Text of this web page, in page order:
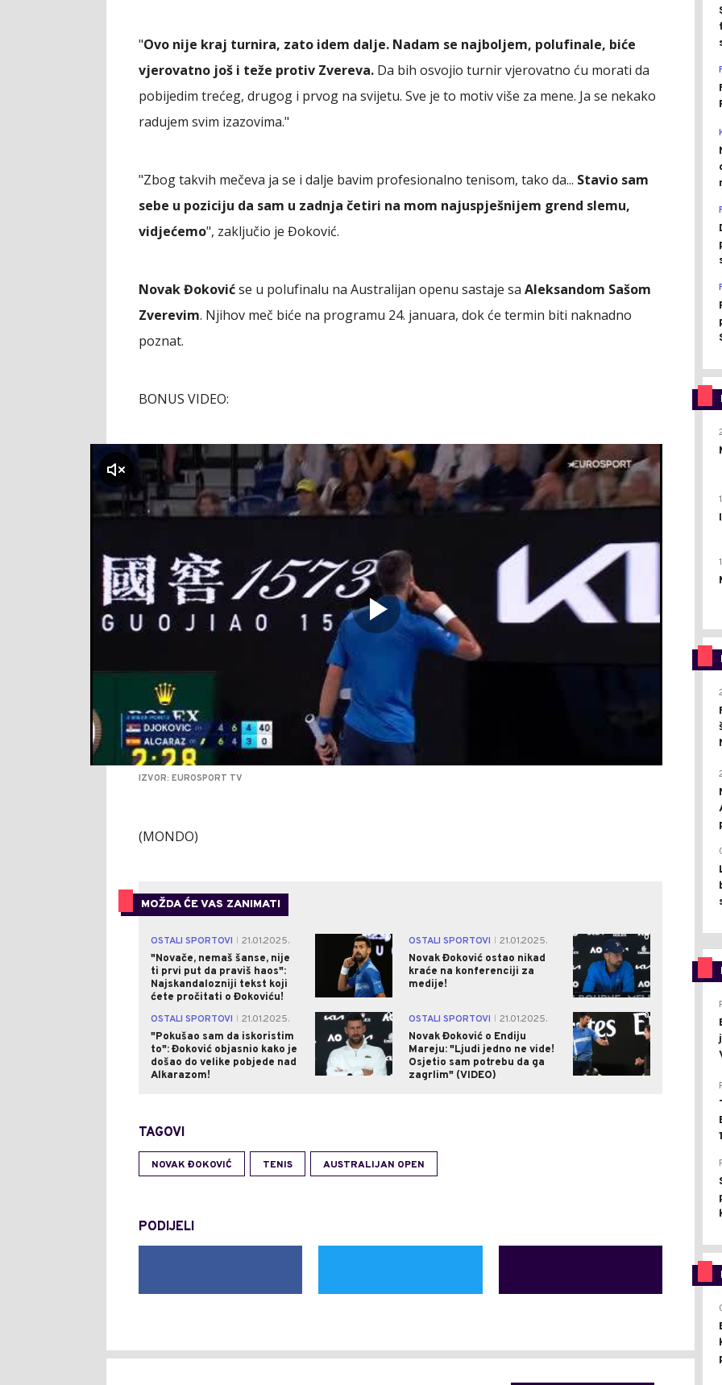
"Ovo nije kraj turnira, zato idem dalje. Nadam se najboljem, polufinale, biće
vjerovatno još i teže protiv Zvereva. Da bih osvojio turnir vjerovatno ću morati da
pobijedim trećeg, drugog i prvog na svijetu. Sve je to motiv više za mene. Ja se nekako
radujem svim izazovima."
"Zbog takvih mečeva ja se i dalje bavim profesionalno tenisom, tako da... Stavio sam
sebe u poziciju da sam u zadnja četiri na mom najuspješnijem grend slemu,
vidjećemo", zaključio je Đoković.
Novak Đokovićse u polufinalu na Australijan openu sastaje sa Aleksandom Sašom
Zverevim. Njihov meč biće na programu 24. januara, dok će termin biti naknadno
poznat.
BONUS VIDEO:
klikni za zvuk
IZVOR: EUROSPORT TV
(MONDO)
MOŽDA ĆE VAS ZANIMATI
OSTALI SPORTOVI
21.01.2025.
"Novače, nemaš šanse, nije
ti prvi put da praviš haos":
Najskandalozniji tekst koji
ćete pročitati o Đokoviću!
0 OSTALI SPORTOVI
21.01.2025.
Novak Đoković ostao nikad
kraće na konferenciji za
medije!
0
OSTALI SPORTOVI
21.01.2025.
"Pokušao sam da iskoristim
to": Đoković objasnio kako je
došao do velike pobjede nad
Alkarazom!
0 OSTALI SPORTOVI
21.01.2025.
Novak Đoković o Endiju
Mareju: "Ljudi jedno ne vide!
Osjetio sam potrebu da ga
zagrlim" (VIDEO)
0
TAGOVI
NOVAK ĐOKOVIĆ TENIS AUSTRALIJAN OPEN
PODIJELI